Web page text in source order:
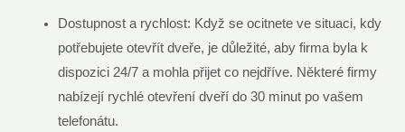
Dostupnost a rychlost: Když se ocitnete ve situaci, kdy
potřebujete otevřít dveře, je důležité, aby firma byla k
dispozici 24/7 a mohla přijet co nejdříve. Některé firmy
nabízejí rychlé otevření dveří do 30 minut po vašem
telefonátu.